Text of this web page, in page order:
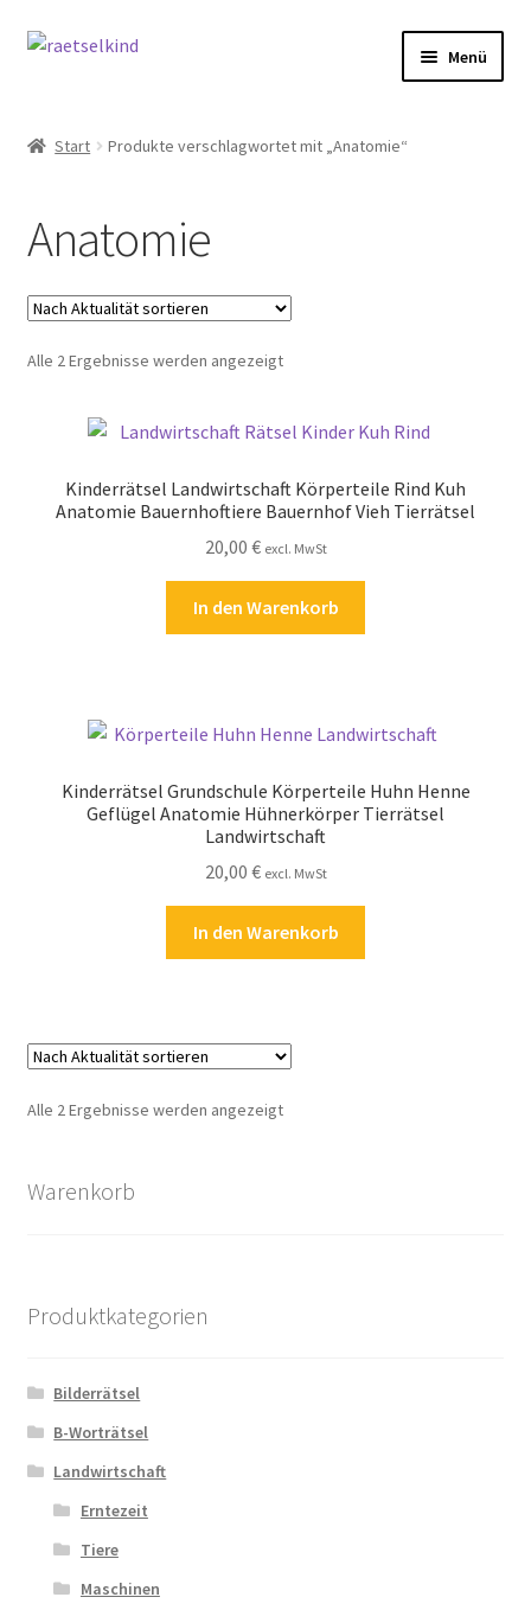
Zur
Zum
Menü
Cookie-Richtlinie (EU)
Datenschutzbelehrung
Echtheit von Bewertungen
Impressum
Mein Konto
Shop
Widerrufsbelehrung
Zahlungsarten
Start Produkte verschlagwortet mit „Anatomie“
Anatomie
Alle 2 Ergebnisse werden angezeigtNach
Kinderrätsel Landwirtschaft Körperteile Rind Kuh
Anatomie Bauernhoftiere Bauernhof Vieh Tierrätsel
20,00 € excl. MwSt
In den Warenkorb
Kinderrätsel Grundschule Körperteile Huhn Henne
Geflügel Anatomie Hühnerkörper Tierrätsel
Landwirtschaft
20,00 € excl. MwSt
In den Warenkorb
Alle 2 Ergebnisse werden angezeigtNach
Warenkorb
Produktkategorien
Bilderrätsel
B-Worträtsel
Landwirtschaft
Erntezeit
Tiere
Maschinen